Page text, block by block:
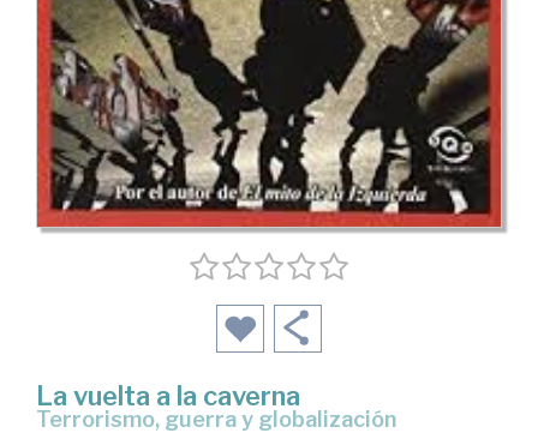
La vuelta a la caverna
terrorismo, guerra y globalización